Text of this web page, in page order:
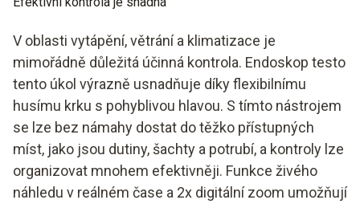
V oblasti vytápění, větrání a klimatizace je
mimořádně důležitá účinná kontrola. Endoskop testo
tento úkol výrazně usnadňuje díky flexibilnímu
husímu krku s pohyblivou hlavou. S tímto nástrojem
se lze bez námahy dostat do těžko přístupných
míst, jako jsou dutiny, šachty a potrubí, a kontroly lze
organizovat mnohem efektivněji. Funkce živého
náhledu v reálném čase a 2x digitální zoom umožňují